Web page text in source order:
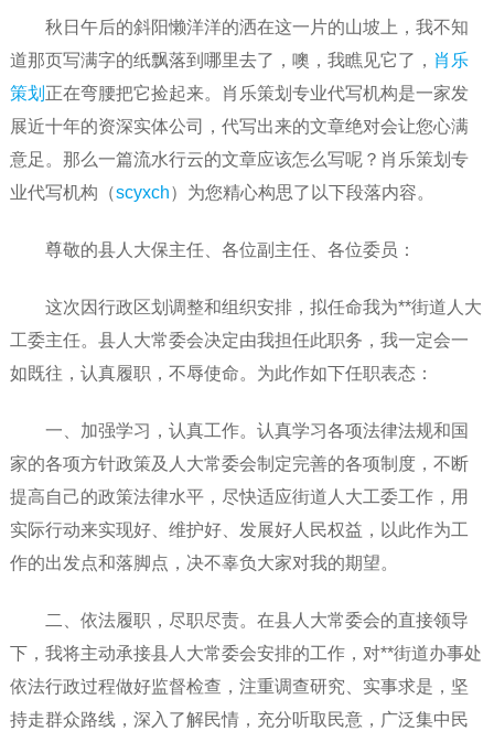
秋日午后的斜阳懒洋洋的洒在这一片的山坡上，我不知
道那页写满字的纸飘落到哪里去了，噢，我瞧见它了， 肖乐
策划 正在弯腰把它捡起来。肖乐策划专业代写机构是一家发
展近十年的资深实体公司，代写出来的文章绝对会让您心满
意足。那么一篇流水行云的文章应该怎么写呢？肖乐策划专
业代写机构（scyxch）为您精心构思了以下段落内容。
尊敬的县人大保主任、各位副主任、各位委员：
这次因行政区划调整和组织安排，拟任命我为**街道人大
工委主任。县人大常委会决定由我担任此职务，我一定会一
如既往，认真履职，不辱使命。为此作如下任职表态：
一、加强学习，认真工作。认真学习各项法律法规和国
家的各项方针政策及人大常委会制定完善的各项制度，不断
提高自己的政策法律水平，尽快适应街道人大工委工作，用
实际行动来实现好、维护好、发展好人民权益，以此作为工
作的出发点和落脚点，决不辜负大家对我的期望。
二、依法履职，尽职尽责。在县人大常委会的直接领导
下，我将主动承接县人大常委会安排的工作，对**街道办事处
依法行政过程做好监督检查，注重调查研究、实事求是，坚
持走群众路线，深入了解民情，充分听取民意，广泛集中民